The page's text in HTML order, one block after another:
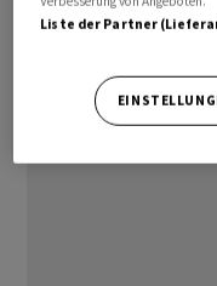
gibt es laut
Drehkreuze
Lufthansa oder
Liste der Partner